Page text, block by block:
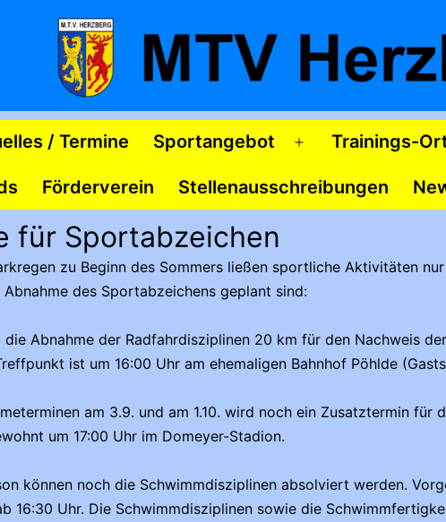
/ Termine Sportangebot
Menü
öffnen
Trainings-
Förderverein Stellenausschreibungen
für Sportabzeichen
zu Beginn des Sommers ließen sportliche Aktivitäten
des Sportabzeichens geplant sind:
Abnahme der Radfahrdisziplinen 20 km für den Nachweis
ist um 16:00 Uhr am ehemaligen Bahnhof Pöhlde
am 3.9. und am 1.10. wird noch ein Zusatztermin
um 17:00 Uhr im Domeyer-Stadion.
können noch die Schwimmdisziplinen absolviert werden.
16:30 Uhr. Die Schwimmdisziplinen sowie die